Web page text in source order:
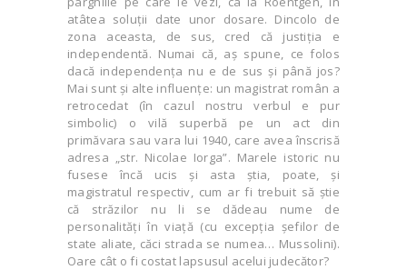
atâtea soluţii date unor dosare. Dincolo de
zona aceasta, de sus, cred că justiţia e
independentă. Numai că, aş spune, ce folos
dacă independenţa nu e de sus şi până jos?
Mai sunt şi alte influenţe: un magistrat român a
retrocedat (în cazul nostru verbul e pur
simbolic) o vilă superbă pe un act din
primăvara sau vara lui 1940, care avea înscrisă
adresa „str. Nicolae Iorga”. Marele istoric nu
fusese încă ucis şi asta ştia, poate, şi
magistratul respectiv, cum ar fi trebuit să ştie
că străzilor nu li se dădeau nume de
personalităţi în viaţă (cu excepţia şefilor de
state aliate, căci strada se numea… Mussolini).
Oare cât o fi costat lapsusul acelui judecător?